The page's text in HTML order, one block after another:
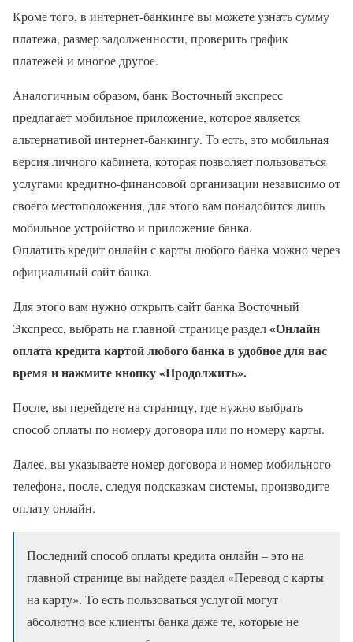
Кроме того, в интернет-банкинге вы можете узнать сумму
платежа, размер задолженности, проверить график
платежей и многое другое.
Аналогичным образом, банк Восточный экспресс
предлагает мобильное приложение, которое является
альтернативой интернет-банкингу. То есть, это мобильная
версия личного кабинета, которая позволяет пользоваться
услугами кредитно-финансовой организации независимо от
своего местоположения, для этого вам понадобится лишь
мобильное устройство и приложение банка.
Оплатить кредит онлайн с карты любого банка можно через
официальный сайт банка.
Для этого вам нужно открыть сайт банка Восточный
Экспресс, выбрать на главной странице раздел«Онлайн
оплата кредита картой любого банка в удобное для вас
время и нажмите кнопку «Продолжить».
После, вы перейдете на страницу, где нужно выбрать
способ оплаты по номеру договора или по номеру карты.
Далее, вы указываете номер договора и номер мобильного
телефона, после, следуя подсказкам системы, производите
оплату онлайн.
Последний способ оплаты кредита онлайн – это на
главной странице вы найдете раздел «Перевод с карты
на карту». То есть пользоваться услугой могут
абсолютно все клиенты банка даже те, которые не